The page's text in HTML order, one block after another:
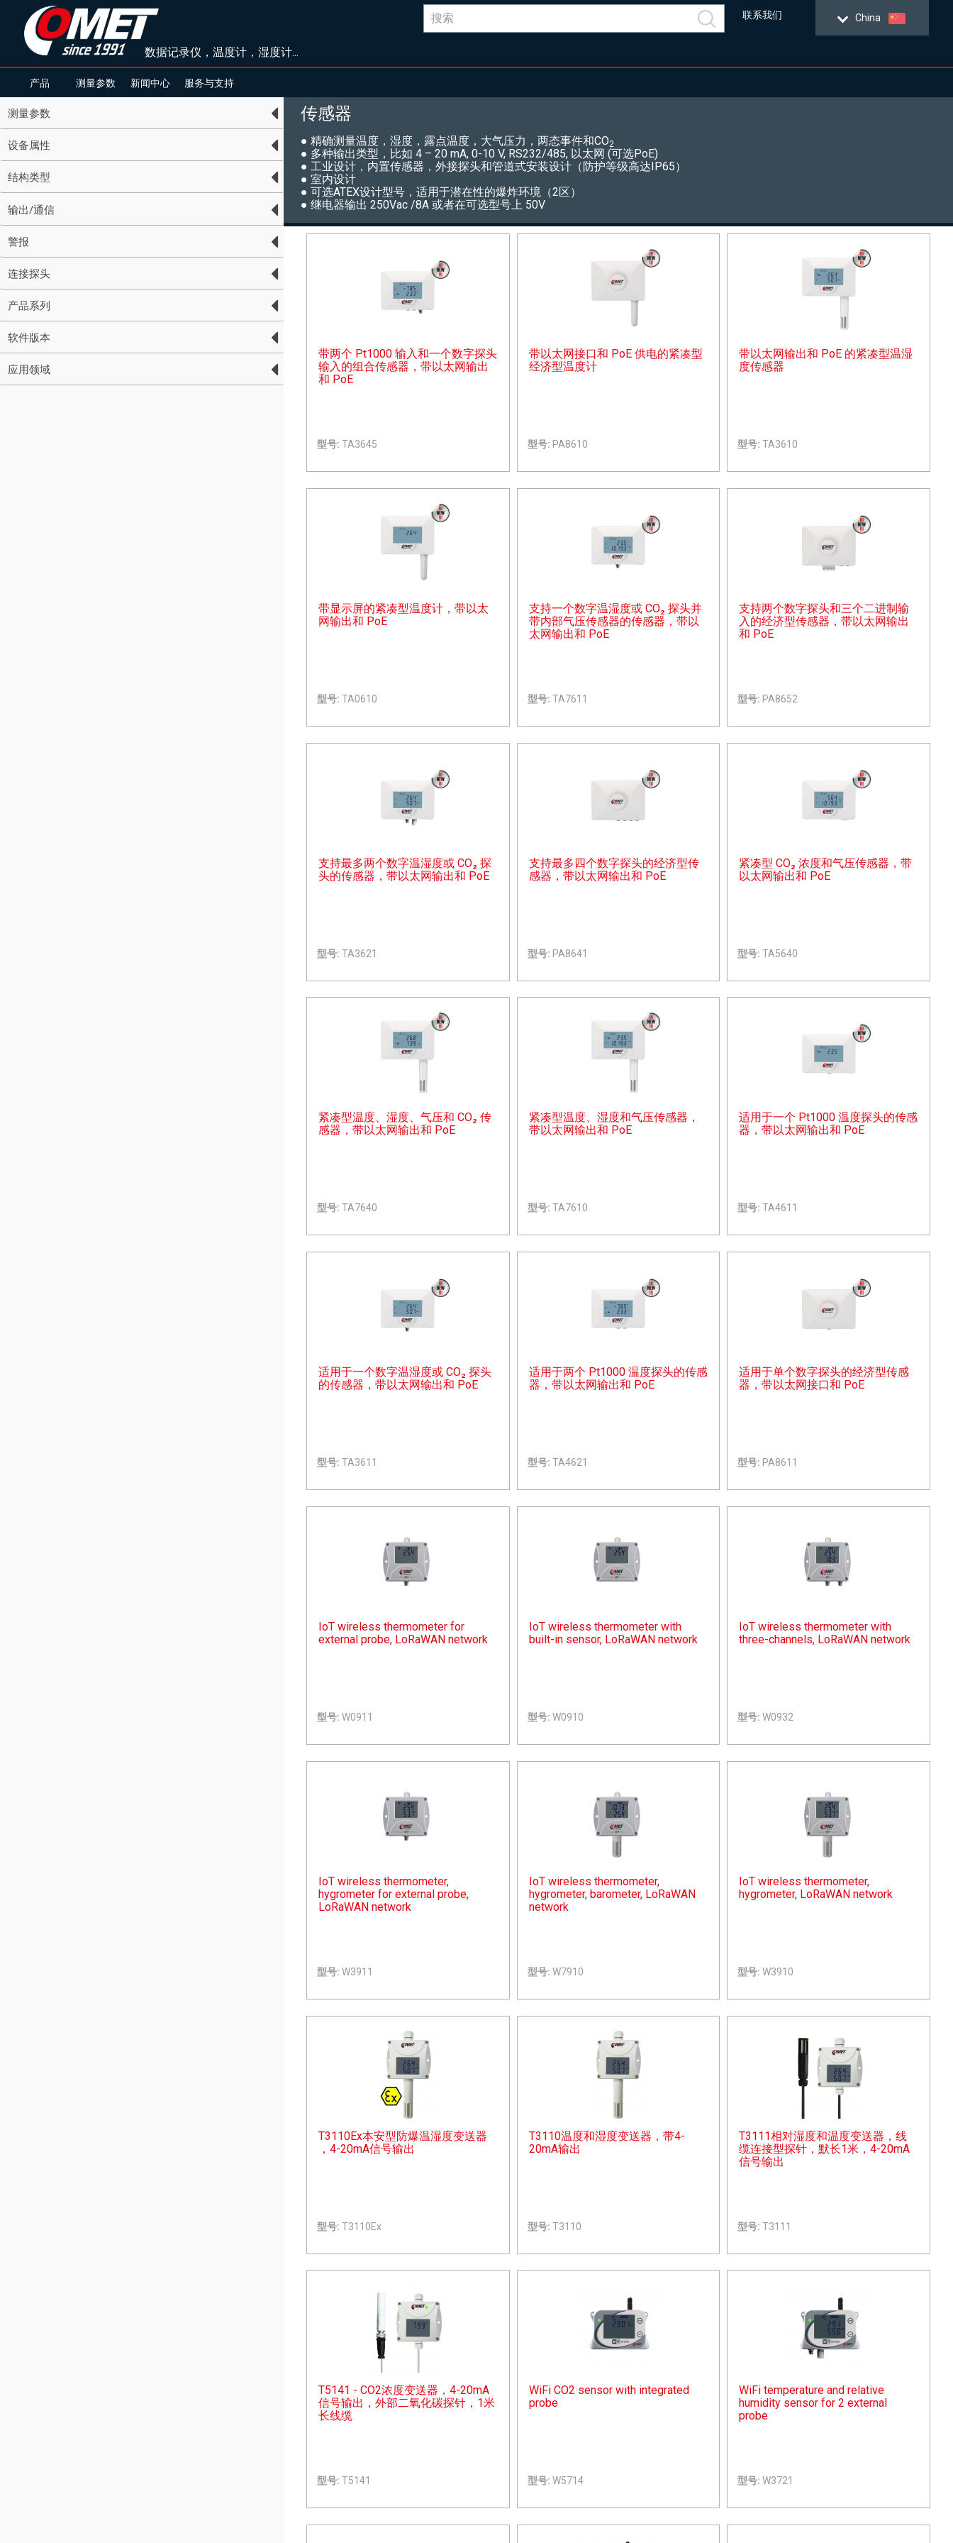
数据记录仪，温度计，湿度计...
China
联系我们
产品 测量参数 新闻中心 服务与支持
测量参数
设备属性
结构类型
输出/通信
警报
连接探头
产品系列
软件版本
应用领域
传感器
● 精确测量温度，湿度，露点温度，大气压力，两态事件和CO2
● 多种输出类型，比如 4 – 20 mA, 0-10 V, RS232/485, 以太网 (可选PoE)
● 工业设计，内置传感器，外接探头和管道式安装设计（防护等级高达IP65）
● 室内设计
● 可选ATEX设计型号，适用于潜在性的爆炸环境（2区）
● 继电器输出 250Vac /8A 或者在可选型号上 50V
带两个 Pt1000 输入和一个数字探头
输入的组合传感器，带以太网输出
和 PoE
型号: TA3645
带以太网接口和 PoE 供电的紧凑型
经济型温度计
型号: PA8610
带以太网输出和 PoE 的紧凑型温湿
度传感器
型号: TA3610
带显示屏的紧凑型温度计，带以太
网输出和 PoE
型号: TA0610
支持一个数字温湿度或 CO₂ 探头并
带内部气压传感器的传感器，带以
太网输出和 PoE
型号: TA7611
支持两个数字探头和三个二进制输
入的经济型传感器，带以太网输出
和 PoE
型号: PA8652
支持最多两个数字温湿度或 CO₂ 探
头的传感器，带以太网输出和 PoE
型号: TA3621
支持最多四个数字探头的经济型传
感器，带以太网输出和 PoE
型号: PA8641
紧凑型 CO₂ 浓度和气压传感器，带
以太网输出和 PoE
型号: TA5640
紧凑型温度、湿度、气压和 CO₂ 传
感器，带以太网输出和 PoE
型号: TA7640
紧凑型温度、湿度和气压传感器，
带以太网输出和 PoE
型号: TA7610
适用于一个 Pt1000 温度探头的传感
器，带以太网输出和 PoE
型号: TA4611
适用于一个数字温湿度或 CO₂ 探头
的传感器，带以太网输出和 PoE
型号: TA3611
适用于两个 Pt1000 温度探头的传感
器，带以太网输出和 PoE
型号: TA4621
适用于单个数字探头的经济型传感
器，带以太网接口和 PoE
型号: PA8611
IoT wireless thermometer for
external probe, LoRaWAN network
型号: W0911
IoT wireless thermometer with
built-in sensor, LoRaWAN network
型号: W0910
IoT wireless thermometer with
three-channels, LoRaWAN network
型号: W0932
IoT wireless thermometer,
hygrometer for external probe,
LoRaWAN network
型号: W3911
IoT wireless thermometer,
hygrometer, barometer, LoRaWAN
network
型号: W7910
IoT wireless thermometer,
hygrometer, LoRaWAN network
型号: W3910
T3110Ex本安型防爆温湿度变送器
，4-20mA信号输出
型号: T3110Ex
T3110温度和湿度变送器，带4-
20mA输出
型号: T3110
T3111相对湿度和温度变送器，线
缆连接型探针，默长1米，4-20mA
信号输出
型号: T3111
T5141 - CO2浓度变送器，4-20mA
信号输出，外部二氧化碳探针，1米
长线缆
型号: T5141
WiFi CO2 sensor with integrated
probe
型号: W5714
WiFi temperature and relative
humidity sensor for 2 external
probe
型号: W3721